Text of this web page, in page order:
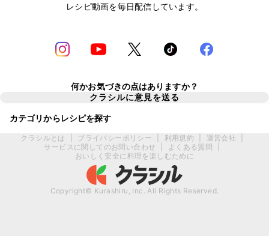
レシピ動画を毎日配信しています。
何かお気づきの点はありますか？
クラシルに意見を送る
カテゴリからレシピを探す
クラシルとは プライバシーポリシー 利用規約 運営会社
サービスに関してのお問い合わせ
よくある質問
おいしく安全に料理を楽しむために
Copyright© Kurashiru, Inc. All Rights Reserved.